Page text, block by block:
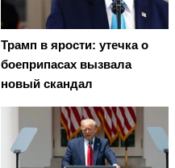
Трамп в ярости: утечка о
боеприпасах вызвала
новый скандал